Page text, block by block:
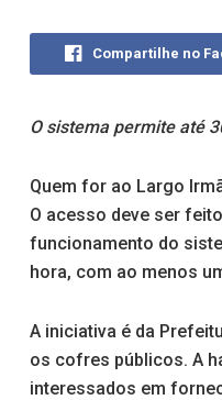
Compartilhe no
O sistema permite até
Quem for ao Largo
O acesso deve ser
funcionamento do
hora, com ao menos
A iniciativa é da
os cofres públicos. A
interessados em